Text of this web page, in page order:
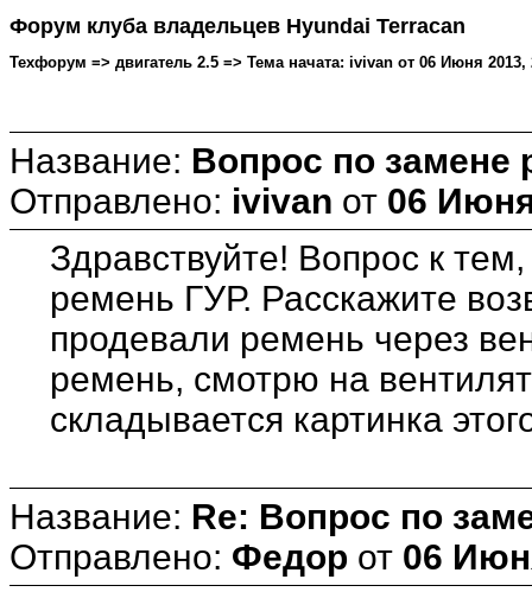
Форум клуба владельцев Hyundai Terracan
Техфорум => двигатель 2.5 => Тема начата: ivivan от 06 Июня 2013,
Название: Вопрос по замене
Отправлено: ivivan от 06
Здравствуйте! Вопрос к
ремень ГУР. Расскажите
продевали ремень через
ремень, смотрю на
складывается картинка
Название: Re: Вопрос по
Отправлено: Федор от 06